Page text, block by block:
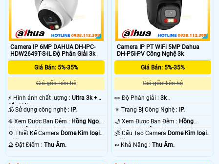
Camera IP 6MP DAHUA DH-IPC-
HDW2649T-S-IL Độ Phân Giải 3k
Giá Bán: 5%-35%
Giá gốc: liên hệ
️⚡ Hình ảnh chất lượng : Ultra 3k +
Sắc Nét .
🕉️ Sử dụng công nghệ :
IP.
❈ Xem Được Ban Đêm : Hồng Ngoại
10m Hồng Ngoại SMD.
💢 Thiết Kế Camera Dome Kim loại
+ Nhựa.
️🔮 Đặt Điểm : Thu Âm.
Camera IP PT WiFi 5MP Dahua
DH-P5I-PV Công Nghệ 3k
Giá Bán: 5%-35%
Giá gốc: liên hệ
️👀 Độ Phân giải :3k .
⚜️ Trang Bị Công Nghệ :
IP.
🌙 Xem Được Ban Đêm : Hồng
Ngoại 10m Hồng Ngoại SMD.
🕉️ Cấu Tạo Camera Dome Kim loại
+ Nhựa.
️↭ Khả Năng :Thu Âm.